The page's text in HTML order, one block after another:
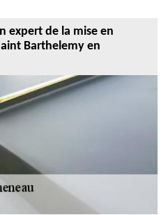
expert de la mise en
Barthelemy en